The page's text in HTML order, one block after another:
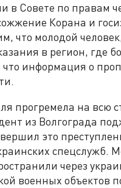
в Совете по правам
Корана и
что молодой
в регион, где
информация о
прогремела на всю
из Волгограда
это
спецслужб.
через
военных объектов